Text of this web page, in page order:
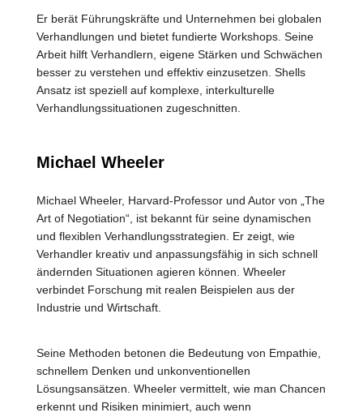
Er berät Führungskräfte und Unternehmen bei globalen
Verhandlungen und bietet fundierte Workshops. Seine
Arbeit hilft Verhandlern, eigene Stärken und Schwächen
besser zu verstehen und effektiv einzusetzen. Shells
Ansatz ist speziell auf komplexe, interkulturelle
Verhandlungssituationen zugeschnitten.
Michael Wheeler
Michael Wheeler, Harvard-Professor und Autor von „The
Art of Negotiation“, ist bekannt für seine dynamischen
und flexiblen Verhandlungsstrategien. Er zeigt, wie
Verhandler kreativ und anpassungsfähig in sich schnell
ändernden Situationen agieren können. Wheeler
verbindet Forschung mit realen Beispielen aus der
Industrie und Wirtschaft.
Seine Methoden betonen die Bedeutung von Empathie,
schnellem Denken und unkonventionellen
Lösungsansätzen. Wheeler vermittelt, wie man Chancen
erkennt und Risiken minimiert, auch wenn